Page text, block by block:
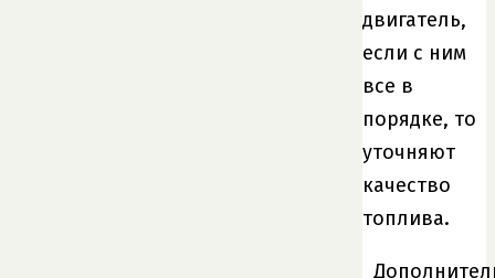
двигатель,
если с ним
все в
порядке, то
уточняют
качество
топлива.